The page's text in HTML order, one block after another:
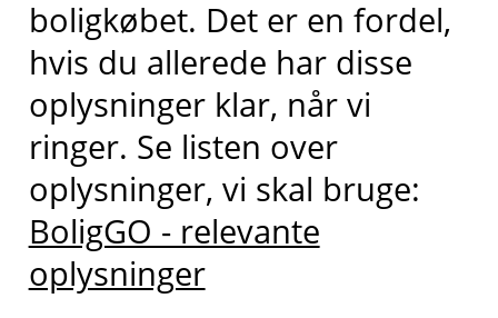
boligkøbet. Det er en fordel,
hvis du allerede har disse
oplysninger klar, når vi
ringer. Se listen over
oplysninger, vi skal bruge:
BoligGO - relevante
oplysninger